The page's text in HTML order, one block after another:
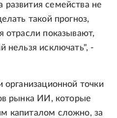
семейства не
такой прогноз,
отрасли показывают,
нельзя исключать", -
точки
рынка ИИ, которые
капиталом сложно, за